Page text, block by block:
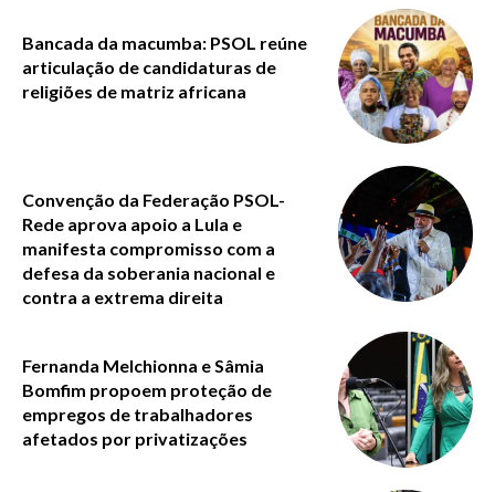
Bancada da macumba: PSOL reúne
articulação de candidaturas de
religiões de matriz africana
Convenção da Federação PSOL-
Rede aprova apoio a Lula e
manifesta compromisso com a
defesa da soberania nacional e
contra a extrema direita
Fernanda Melchionna e Sâmia
Bomfim propoem proteção de
empregos de trabalhadores
afetados por privatizações